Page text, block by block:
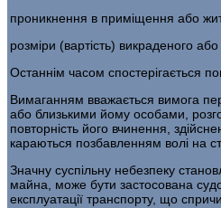
проникнення в приміщення або
розміри (вартість) викраденого
Останнім часом спостерігається
Вимаганням вважається вимога
або близькими йому особами,
повторність його вчинення,
караються позбавленням волі на
Значну суспільну небезпеку
майна, може бути застосована
експлуатації транспорту, що